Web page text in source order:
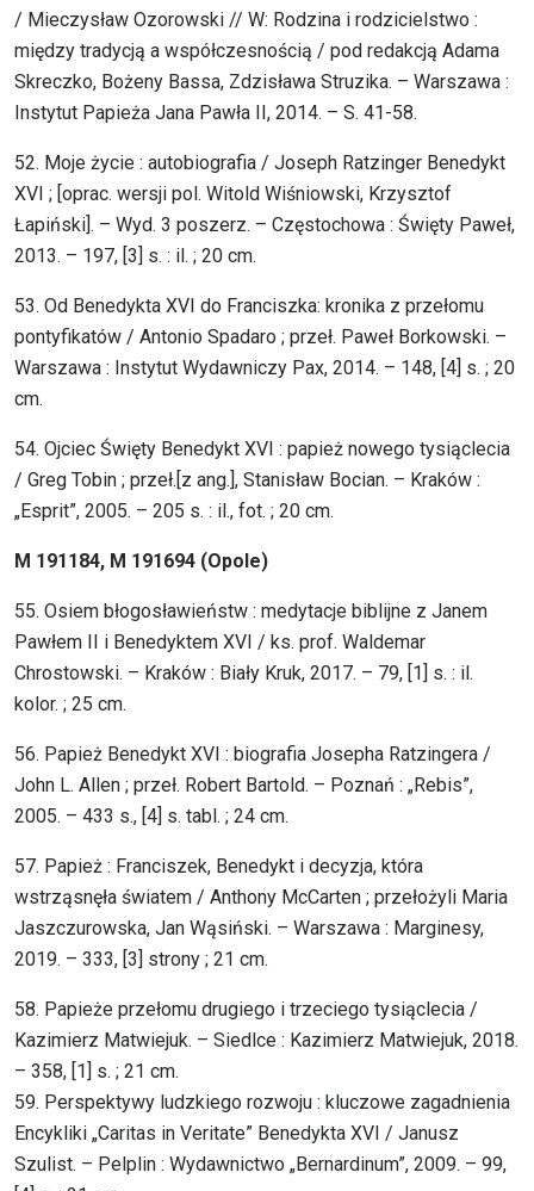
/ Mieczysław Ozorowski // W: Rodzina i rodzicielstwo :
między tradycją a współczesnością / pod redakcją Adama
Skreczko, Bożeny Bassa, Zdzisława Struzika. – Warszawa :
Instytut Papieża Jana Pawła II, 2014. – S. 41-58.
52. Moje życie : autobiografia / Joseph Ratzinger Benedykt
XVI ; [oprac. wersji pol. Witold Wiśniowski, Krzysztof
Łapiński]. – Wyd. 3 poszerz. – Częstochowa : Święty Paweł,
2013. – 197, [3] s. : il. ; 20 cm.
53. Od Benedykta XVI do Franciszka: kronika z przełomu
pontyfikatów / Antonio Spadaro ; przeł. Paweł Borkowski. –
Warszawa : Instytut Wydawniczy Pax, 2014. – 148, [4] s. ; 20
cm.
54. Ojciec Święty Benedykt XVI : papież nowego tysiąclecia
/ Greg Tobin ; przeł.[z ang.], Stanisław Bocian. – Kraków :
„Esprit”, 2005. – 205 s. : il., fot. ; 20 cm.
M 191184, M 191694 (Opole)
55. Osiem błogosławieństw : medytacje biblijne z Janem
Pawłem II i Benedyktem XVI / ks. prof. Waldemar
Chrostowski. – Kraków : Biały Kruk, 2017. – 79, [1] s. : il.
kolor. ; 25 cm.
56. Papież Benedykt XVI : biografia Josepha Ratzingera /
John L. Allen ; przeł. Robert Bartold. – Poznań : „Rebis”,
2005. – 433 s., [4] s. tabl. ; 24 cm.
57. Papież : Franciszek, Benedykt i decyzja, która
wstrząsnęła światem / Anthony McCarten ; przełożyli Maria
Jaszczurowska, Jan Wąsiński. – Warszawa : Marginesy,
2019. – 333, [3] strony ; 21 cm.
58. Papieże przełomu drugiego i trzeciego tysiąclecia /
Kazimierz Matwiejuk. – Siedlce : Kazimierz Matwiejuk, 2018.
– 358, [1] s. ; 21 cm.
59. Perspektywy ludzkiego rozwoju : kluczowe zagadnienia
Encykliki „Caritas in Veritate” Benedykta XVI / Janusz
Szulist. – Pelplin : Wydawnictwo „Bernardinum”, 2009. – 99,